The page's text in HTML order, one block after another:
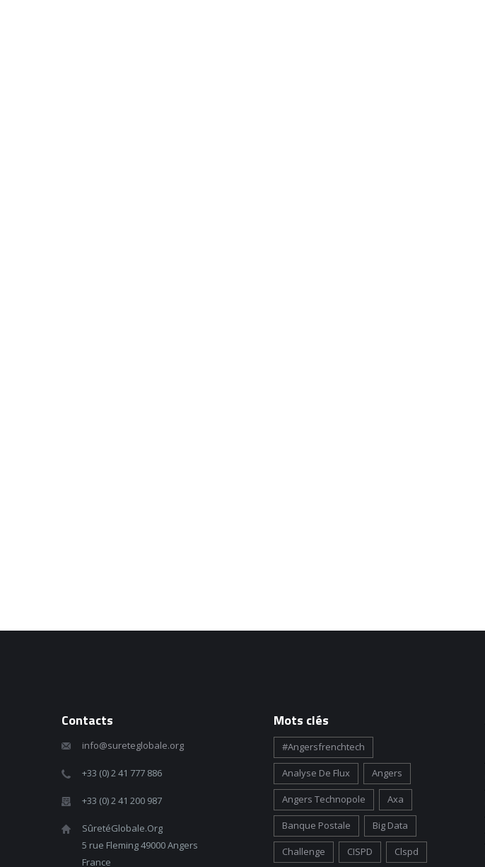
Contacts
info@sureteglobale.org
+33 (0) 2 41 777 886
+33 (0) 2 41 200 987
SûretéGlobale.Org
5 rue Fleming 49000 Angers
France
Mots clés
#angersfrenchtech
Analyse De Flux Angers
Angers Technopole Axa
Banque Postale Big Data
Challenge CISPD Clspd